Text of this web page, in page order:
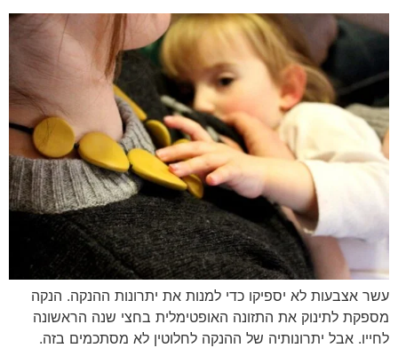
עשר אצבעות לא יספיקו כדי למנות את יתרונות ההנקה. הנקה
מספקת לתינוק את התזונה האופטימלית בחצי שנה הראשונה
לחייו. אבל יתרונותיה של ההנקה לחלוטין לא מסתכמים בזה.